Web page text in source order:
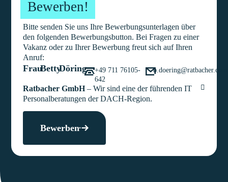
Bewerben!
Bitte senden Sie uns Ihre Bewerbungsunterlagen über
den folgenden Bewerbungsbutton. Bei Fragen zu einer
Vakanz oder zu Ihrer Bewerbung freut sich auf Ihren
Anruf:
FrauBettyDöring
+49 711 76105-
642
b.doering@ratbacher.com
Ratbacher GmbH– Wir sind eine der führenden IT
Personalberatungen der DACH-Region.
Bewerben